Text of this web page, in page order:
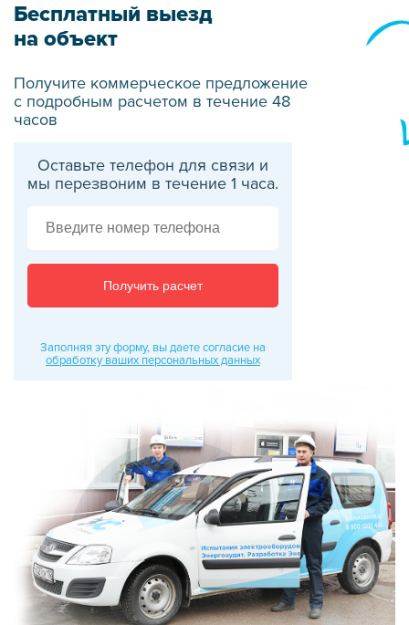
Бесплатный выезд
на объект
Получите коммерческое предложение
с подробным расчетом в течение 48
часов
Оставьте телефон для связи и
мы перезвоним в течение 1 часа.
Получить расчет
Заполняя эту форму, вы даете согласие на
обработку ваших персональных данных